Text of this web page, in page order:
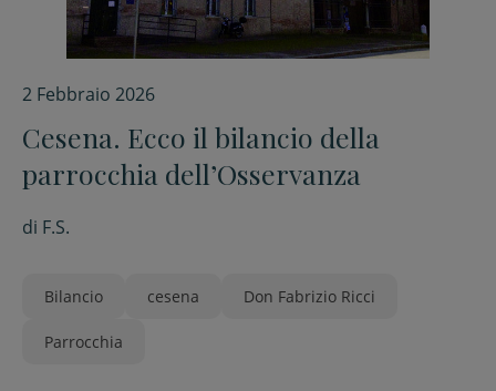
2 Febbraio 2026
Cesena. Ecco il bilancio della
parrocchia dell’Osservanza
di F.S.
Bilancio cesena Don Fabrizio Ricci
Parrocchia